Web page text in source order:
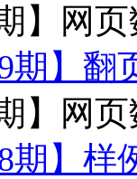
】
网
期】
】
网
期】